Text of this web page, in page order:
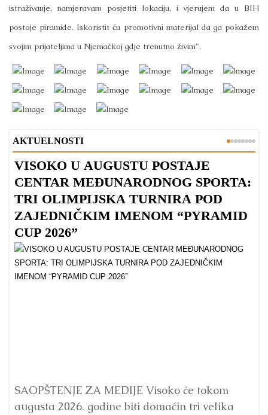
istraživanje, namjeravam posjetiti lokaciju, i vjerujem da u BIH
postoje piramide. Iskoristit ću promotivni materijal da ga pokažem
svojim prijateljima u Njemačkoj gdje trenutno živim".
AKTUELNOSTI
VISOKO U AUGUSTU POSTAJE
CENTAR MEĐUNARODNOG SPORTA:
TRI OLIMPIJSKA TURNIRA POD
ZAJEDNIČKIM IMENOM “PYRAMID
CUP 2026”
SAOPŠTENJE ZA MEDIJE Visoko će tokom
augusta 2026. godine biti domaćin tri velika